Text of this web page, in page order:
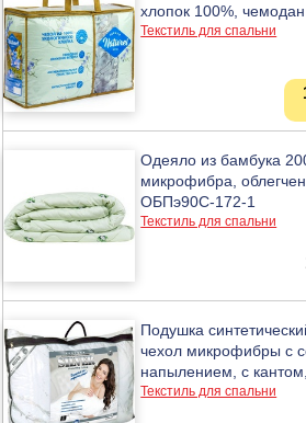
хлопок 100%, чемодан
Текстиль для спальни
Одеяло из бамбука
микрофибра,
ОБПэ90С-172-1
Текстиль для спальни
Подушка
чехол микрофибры с
напылением, с
Текстиль для спальни